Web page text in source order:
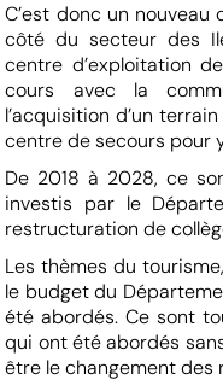
C’est donc un
côté du secteur des
centre d’exploitation
cours avec la
l’acquisition d’un
centre de secours pour
De 2018 à 2028, ce
investis par le
restructuration de
Les thèmes du
le budget du
été abordés. Ce sont
qui ont été abordés
être le changement